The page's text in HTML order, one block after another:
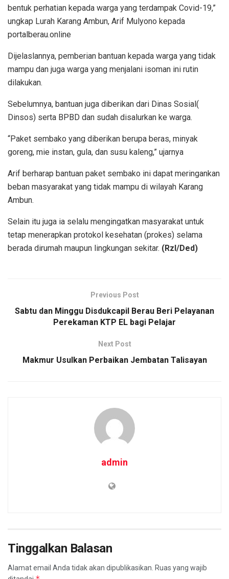
bentuk perhatian kepada warga yang terdampak Covid-19,”
ungkap Lurah Karang Ambun, Arif Mulyono kepada
portalberau.online
Dijelaslannya, pemberian bantuan kepada warga yang tidak
mampu dan juga warga yang menjalani isoman ini rutin
dilakukan.
Sebelumnya, bantuan juga diberikan dari Dinas Sosial(
Dinsos) serta BPBD dan sudah disalurkan ke warga.
“Paket sembako yang diberikan berupa beras, minyak
goreng, mie instan, gula, dan susu kaleng,” ujarnya
Arif berharap bantuan paket sembako ini dapat meringankan
beban masyarakat yang tidak mampu di wilayah Karang
Ambun.
Selain itu juga ia selalu mengingatkan masyarakat untuk
tetap menerapkan protokol kesehatan (prokes) selama
berada dirumah maupun lingkungan sekitar. (Rzl/Ded)
Previous Post
Sabtu dan Minggu Disdukcapil Berau Beri Pelayanan
Perekaman KTP EL bagi Pelajar
Next Post
Makmur Usulkan Perbaikan Jembatan Talisayan
admin
Tinggalkan Balasan
Alamat email Anda tidak akan dipublikasikan. Ruas yang wajib